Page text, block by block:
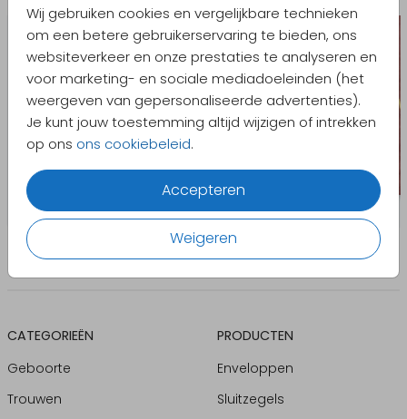
Wij gebruiken cookies en vergelijkbare technieken
om een betere gebruikerservaring te bieden, ons
websiteverkeer en onze prestaties te analyseren en
voor marketing- en sociale mediadoeleinden (het
weergeven van gepersonaliseerde advertenties).
Je kunt jouw toestemming altijd wijzigen of intrekken
op ons ons cookiebeleid.
Accepteren
Weigeren
CATEGORIEËN
Geboorte
Trouwen
PRODUCTEN
Enveloppen
Sluitzegels